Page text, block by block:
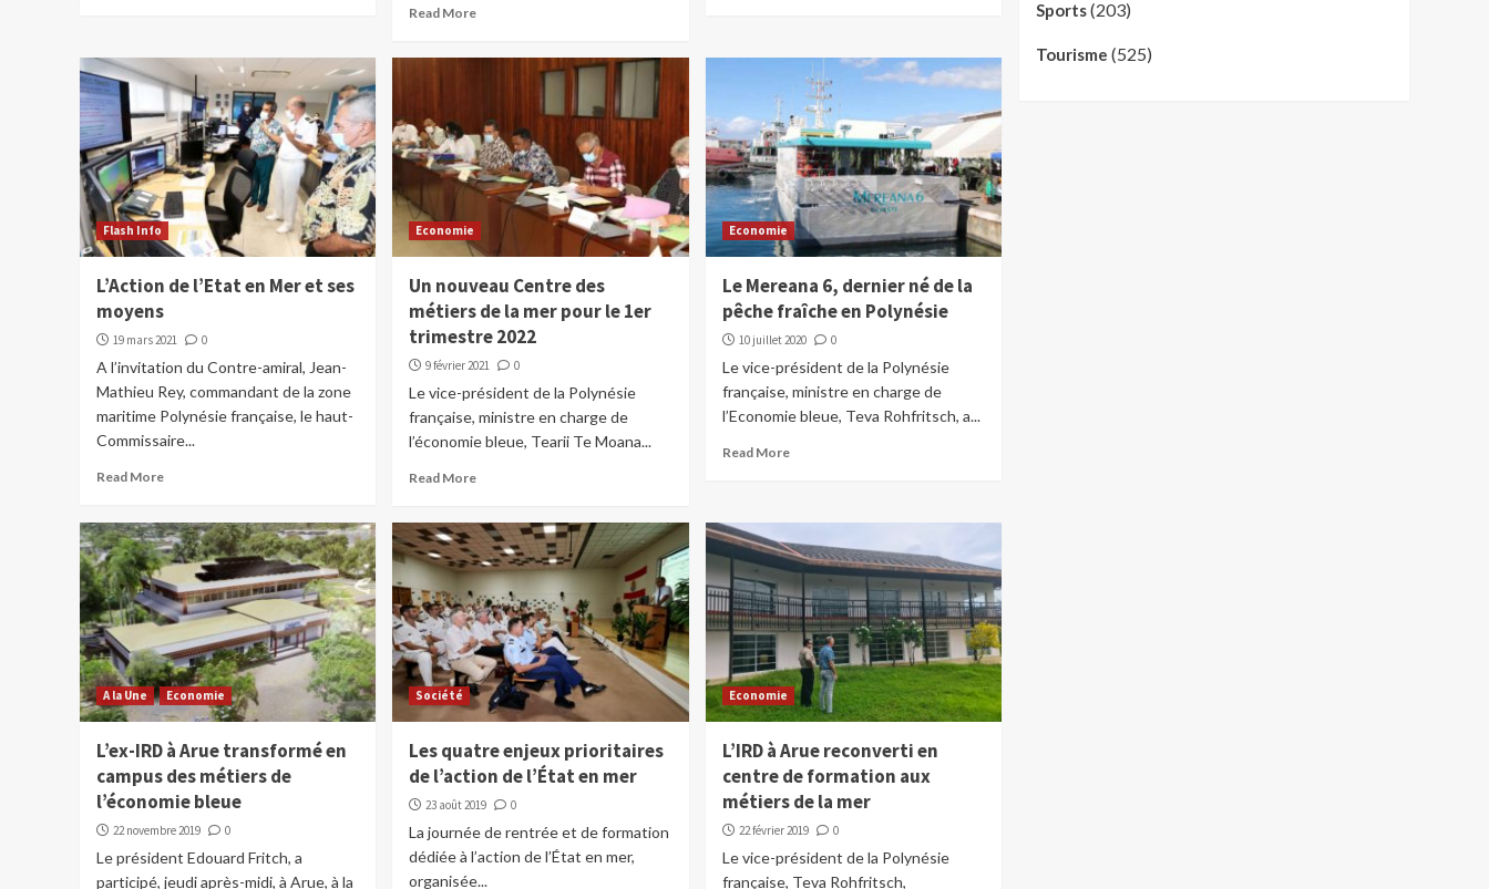
Read More
Flash Info
L’Action de l’Etat en Mer et ses
moyens
19 mars 2021 0
A l’invitation du Contre-amiral, Jean-
Mathieu Rey, commandant de la zone
maritime Polynésie française, le haut-
Commissaire...
Read More
Economie
Un nouveau Centre des
métiers de la mer pour le 1er
trimestre 2022
9 février 2021 0
Le vice-président de la Polynésie
française, ministre en charge de
l’économie bleue, Tearii Te Moana...
Read More
Economie
Le Mereana 6, dernier né de la
pêche fraîche en Polynésie
10 juillet 2020 0
Le vice-président de la Polynésie
française, ministre en charge de
l’Economie bleue, Teva Rohfritsch, a...
Read More
A la Une Economie
L’ex-IRD à Arue transformé en
campus des métiers de
l’économie bleue
22 novembre 2019 0
Le président Edouard Fritch, a
participé, jeudi après-midi, à Arue, à la
Société
Les quatre enjeux prioritaires
de l’action de l’État en mer
23 août 2019 0
La journée de rentrée et de formation
dédiée à l’action de l’État en mer,
organisée...
Economie
L’IRD à Arue reconverti en
centre de formation aux
métiers de la mer
22 février 2019 0
Le vice-président de la Polynésie
française, Teva Rohfritsch,
Sports(203)
Tourisme (525)